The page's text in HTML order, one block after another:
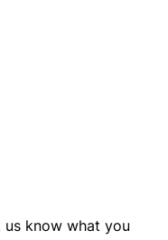
know what you